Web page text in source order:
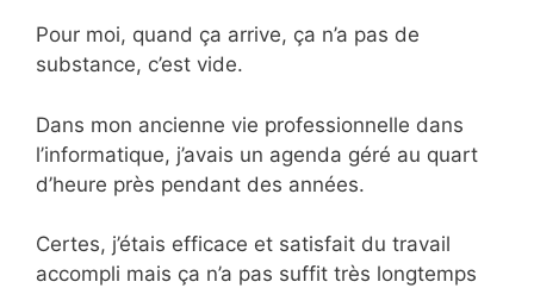
Pour moi, quand ça arrive, ça n’a pas de
substance, c’est vide.
Dans mon ancienne vie professionnelle dans
l’informatique, j’avais un agenda géré au quart
d’heure près pendant des années.
Certes, j’étais efficace et satisfait du travail
accompli mais ça n’a pas suffit très longtemps